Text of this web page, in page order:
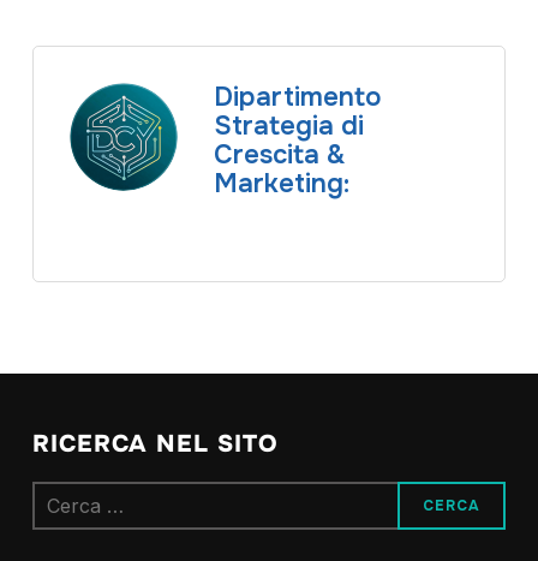
Dipartimento
Strategia di
Crescita &
Marketing:
RICERCA NEL SITO
Ricerca
per: